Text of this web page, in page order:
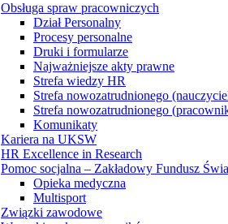
Obsługa spraw pracowniczych
Dział Personalny
Procesy personalne
Druki i formularze
Najważniejsze akty prawne
Strefa wiedzy HR
Strefa nowozatrudnionego
Strefa nowozatrudnionego
Komunikaty
Kariera na UKSW
HR Excellence in Research
Pomoc socjalna – Zakładowy Fundusz
Opieka medyczna
Multisport
Związki zawodowe